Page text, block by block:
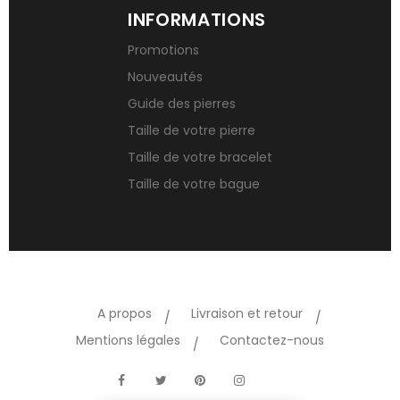
INFORMATIONS
Promotions
Nouveautés
Guide des pierres
Taille de votre pierre
Taille de votre bracelet
Taille de votre bague
A propos
Livraison et retour
Mentions légales
Contactez-nous
FacebookTwitter Pinterest